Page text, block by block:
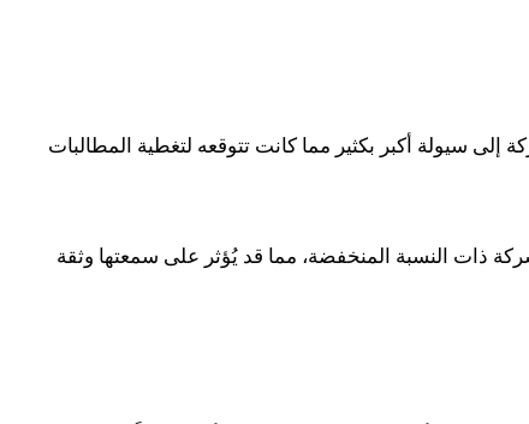
سيولة أكبر بكثير مما كانت تتوقعه لتغطية المطالبات
ذات النسبة المنخفضة، مما قد يُؤثر على سمعتها وثقة